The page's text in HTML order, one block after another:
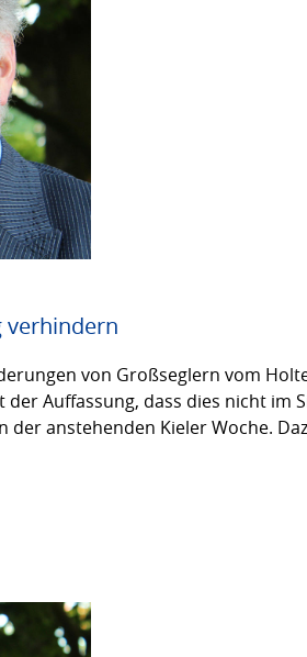
verhindern
von Großseglern vom
der Auffassung, dass dies nicht
der anstehenden Kieler Woche.